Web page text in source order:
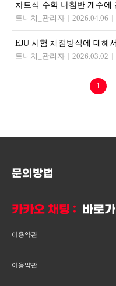
차트식 수학 나침반 개수에
토니치_관리자 | 2026.04.06 |
EJU 시험 채점방식에 대해
토니치_관리자 | 2026.03.02 |
1
문의방법
카카오 채팅 : 바로가
이용약관
이용약관